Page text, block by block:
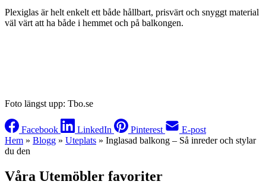
Plexiglas är helt enkelt ett både hållbart, prisvärt och snyggt material
väl värt att ha både i hemmet och på balkongen.
Foto längst upp: Tbo.se
Facebook LinkedIn Pinterest
E-post
Hem » Blogg » Uteplats » Inglasad balkong – Så inreder och stylar
du den
Våra Utemöbler favoriter